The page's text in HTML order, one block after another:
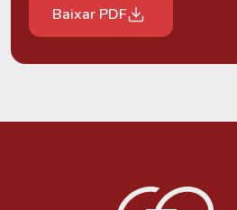
Baixar PDF